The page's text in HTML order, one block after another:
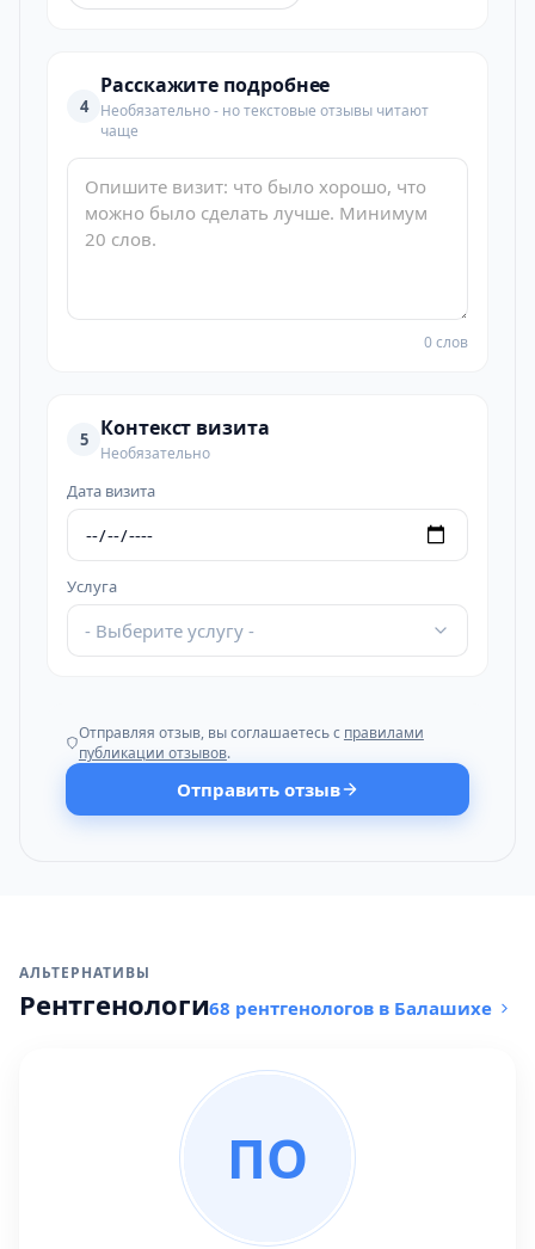
4
Расскажите подробнее
Необязательно - но текстовые отзывы читают
чаще
0 слов
5 Контекст визита
Необязательно
Дата визита
Услуга
- Выберите услугу -
Отправляя отзыв, вы соглашаетесь с правилами
публикации отзывов.
Отправить отзыв
АЛЬТЕРНАТИВЫ
Рентгенологи68 рентгенологов в Балашихе
ПО